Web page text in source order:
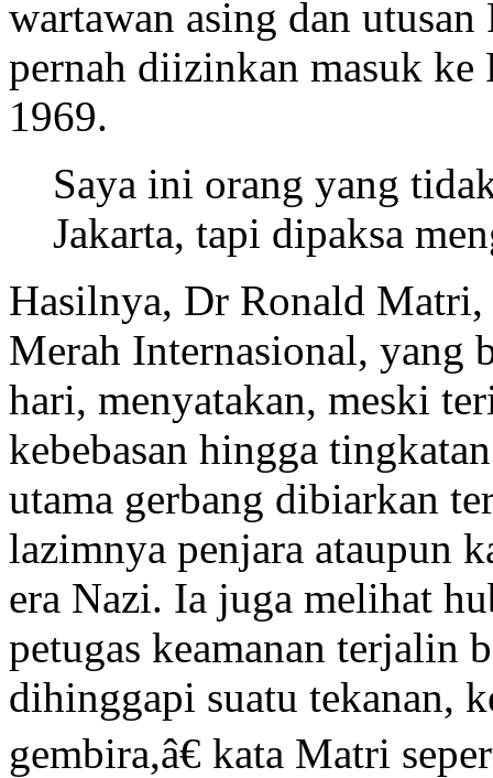
wartawan asing dan
pernah diizinkan masuk ke
1969.
Saya ini orang yang
Jakarta, tapi dipaksa
Hasilnya, Dr Ronald Matri,
Merah Internasional, yang
hari, menyatakan, meski
kebebasan hingga
utama gerbang dibiarkan
lazimnya penjara ataupun
era Nazi. Ia juga melihat
petugas keamanan terjalin
dihinggapi suatu tekanan,
gembira,â€ kata Matri